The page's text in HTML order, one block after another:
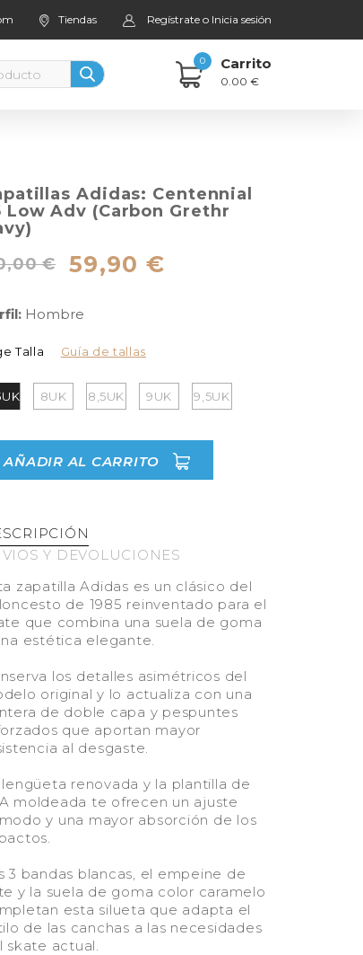
Tiendas Regístrate o Inicia sesión
0 Carrito
0.00 €
Adidas: Centennial
Low Adv (Carbon Grethr
€
59,90 €
Hombre
Talla Guía de tallas
8UK 8,5UK 9UK 9,5UK
AÑADIR AL CARRITO
Y DEVOLUCIONES
zapatilla Adidas es un clásico del
de 1985 reinventado para el
que combina una suela de goma
estética elegante.
los detalles asimétricos del
original y lo actualiza con una
de doble capa y pespuntes
que aportan mayor
al desgaste.
lengüeta renovada y la plantilla de
moldeada te ofrecen un ajuste
y una mayor absorción de los
3 bandas blancas, el empeine de
y la suela de goma color caramelo
esta silueta que adapta el
de las canchas a las necesidades
skate actual.